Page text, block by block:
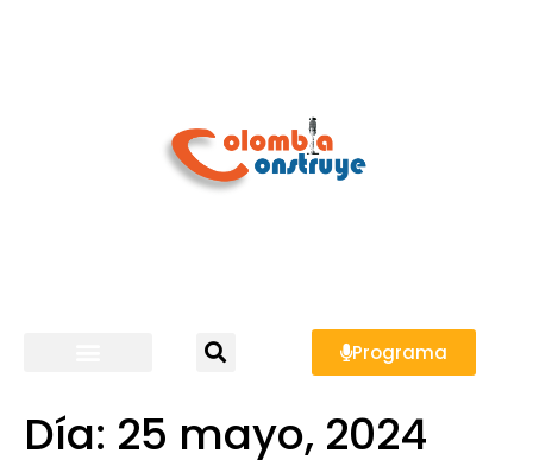
Programa
Día: 25 mayo, 2024